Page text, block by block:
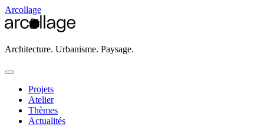
Arcollage
Architecture. Urbanisme. Paysage.
Projets
Atelier
Thèmes
Actualités